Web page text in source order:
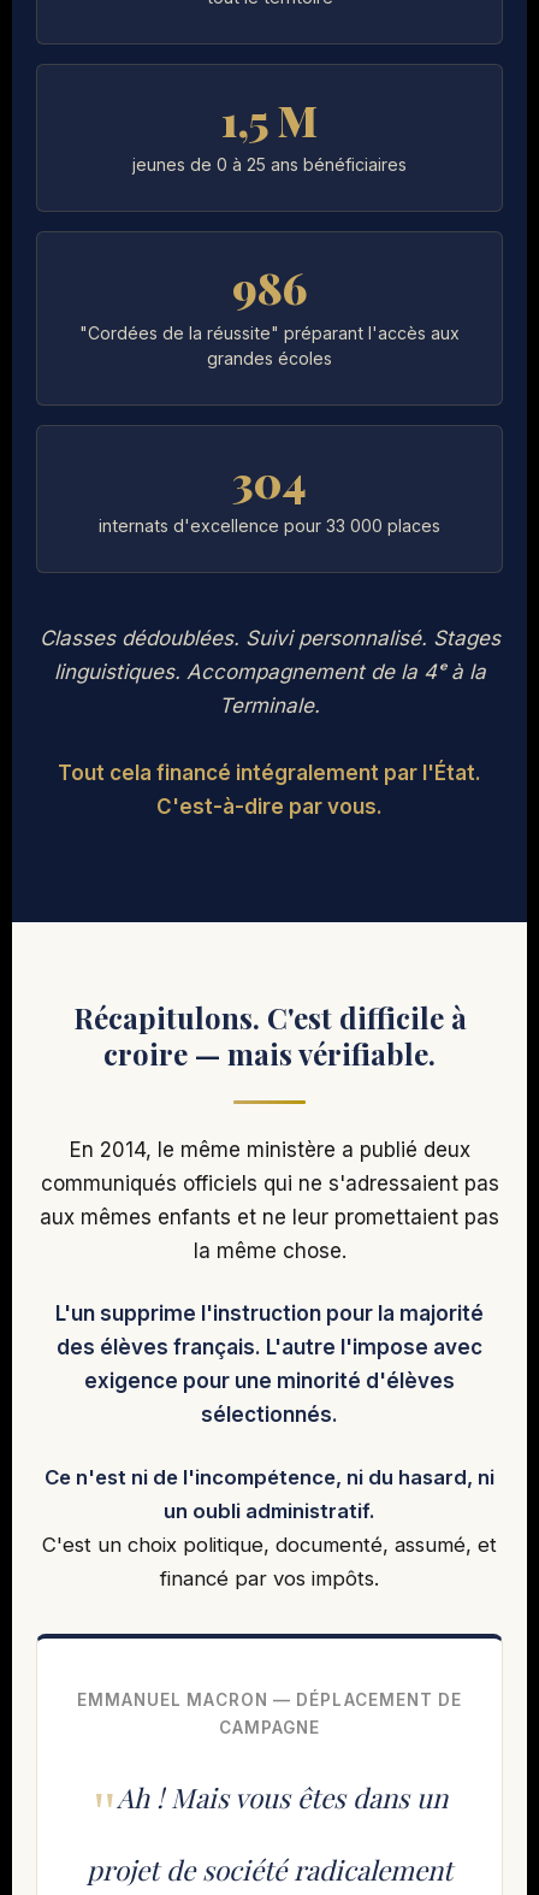
1,5 M
jeunes de 0 à 25 ans bénéficiaires
986
"Cordées de la réussite" préparant l'accès aux
grandes écoles
304
internats d'excellence pour 33 000 places
Classes dédoublées. Suivi personnalisé. Stages
linguistiques. Accompagnement de la 4ᵉ à la
Terminale.
Tout cela financé intégralement par l'État.
C'est-à-dire par vous.
Récapitulons. C'est difficile à
croire — mais vérifiable.
En 2014, le même ministère a publié deux
communiqués officiels qui ne s'adressaient pas
aux mêmes enfants et ne leur promettaient pas
la même chose.
L'un supprime l'instruction pour la majorité
des élèves français. L'autre l'impose avec
exigence pour une minorité d'élèves
sélectionnés.
Ce n'est ni de l'incompétence, ni du hasard, ni
un oubli administratif.
C'est un choix politique, documenté, assumé, et
financé par vos impôts.
EMMANUEL MACRON — DÉPLACEMENT DE
CAMPAGNE
Ah ! Mais vous êtes dans un
projet de société radicalement